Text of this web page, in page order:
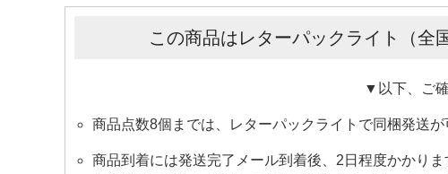
この商品はレターパックライト（全
▼以下、ご
商品点数8個までは、レターパックライトで同梱発送が
商品到着には発送完了メール到着後、2日程度かかり